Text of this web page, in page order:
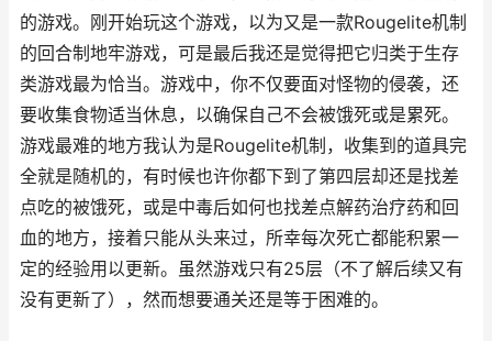
的游戏。刚开始玩这个游戏，以为又是一款Rougelite机制
的回合制地牢游戏，可是最后我还是觉得把它归类于生存
类游戏最为恰当。游戏中，你不仅要面对怪物的侵袭，还
要收集食物适当休息，以确保自己不会被饿死或是累死。
游戏最难的地方我认为是Rougelite机制，收集到的道具完
全就是随机的，有时候也许你都下到了第四层却还是找差
点吃的被饿死，或是中毒后如何也找差点解药治疗药和回
血的地方，接着只能从头来过，所幸每次死亡都能积累一
定的经验用以更新。虽然游戏只有25层（不了解后续又有
没有更新了），然而想要通关还是等于困难的。